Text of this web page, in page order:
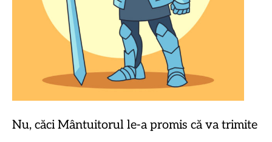
Nu, căci Mântuitorul le-a promis că va trimite